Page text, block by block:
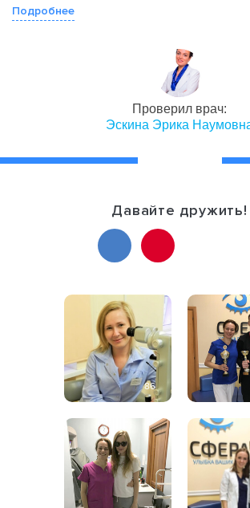
Подробнее
Проверил врач:
Эскина Эрика
Давайте дружить!
86